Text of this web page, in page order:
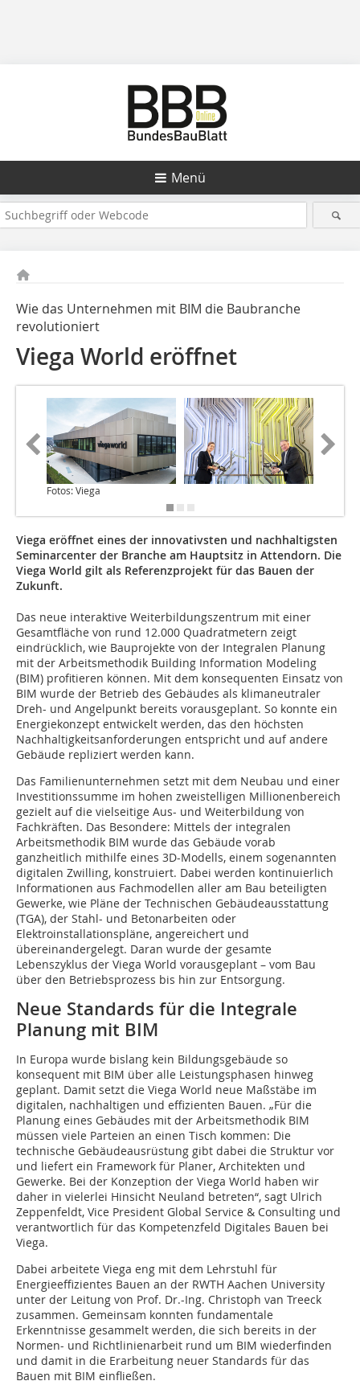
Menü
Wie das Unternehmen mit BIM die Baubranche
revolutioniert
Viega World eröffnet
Fotos: Viega
Viega eröffnet eines der innovativsten und nachhaltigsten
Seminarcenter der Branche am Hauptsitz in Attendorn. Die
Viega World gilt als Referenzprojekt für das Bauen der
Zukunft.
Das neue interaktive Weiterbildungszentrum mit einer
Gesamtfläche von rund 12.000 Quadratmetern zeigt
eindrücklich, wie Bauprojekte von der Integralen Planung
mit der Arbeitsmethodik Building Information Modeling
(BIM) profitieren können. Mit dem konsequenten Einsatz von
BIM wurde der Betrieb des Gebäudes als klimaneutraler
Dreh- und Angelpunkt bereits vorausgeplant. So konnte ein
Energiekonzept entwickelt werden, das den höchsten
Nachhaltigkeitsanforderungen entspricht und auf andere
Gebäude repliziert werden kann.
Das Familienunternehmen setzt mit dem Neubau und einer
Investitionssumme im hohen zweistelligen Millionenbereich
gezielt auf die vielseitige Aus- und Weiterbildung von
Fachkräften. Das Besondere: Mittels der integralen
Arbeitsmethodik BIM wurde das Gebäude vorab
ganzheitlich mithilfe eines 3D-Modells, einem sogenannten
digitalen Zwilling, konstruiert. Dabei werden kontinuierlich
Informationen aus Fachmodellen aller am Bau beteiligten
Gewerke, wie Pläne der Technischen Gebäudeausstattung
(TGA), der Stahl- und Betonarbeiten oder
Elektroinstallationspläne, angereichert und
übereinandergelegt. Daran wurde der gesamte
Lebenszyklus der Viega World vorausgeplant – vom Bau
über den Betriebsprozess bis hin zur Entsorgung.
Neue Standards für die Integrale
Planung mit BIM
In Europa wurde bislang kein Bildungsgebäude so
konsequent mit BIM über alle Leistungsphasen hinweg
geplant. Damit setzt die Viega World neue Maßstäbe im
digitalen, nachhaltigen und effizienten Bauen. „Für die
Planung eines Gebäudes mit der Arbeitsmethodik BIM
müssen viele Parteien an einen Tisch kommen: Die
technische Gebäudeausrüstung gibt dabei die Struktur vor
und liefert ein Framework für Planer, Architekten und
Gewerke. Bei der Konzeption der Viega World haben wir
daher in vielerlei Hinsicht Neuland betreten“, sagt Ulrich
Zeppenfeldt, Vice President Global Service & Consulting und
verantwortlich für das Kompetenzfeld Digitales Bauen bei
Viega.
Dabei arbeitete Viega eng mit dem Lehrstuhl für
Energieeffizientes Bauen an der RWTH Aachen University
unter der Leitung von Prof. Dr.-Ing. Christoph van Treeck
zusammen. Gemeinsam konnten fundamentale
Erkenntnisse gesammelt werden, die sich bereits in der
Normen- und Richtlinienarbeit rund um BIM wiederfinden
und damit in die Erarbeitung neuer Standards für das
Bauen mit BIM einfließen.